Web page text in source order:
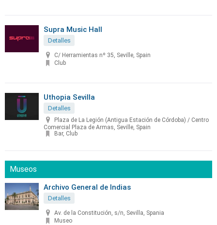
Supra Music Hall
Detalles
C/ Herramientas nº 35, Seville, Spain
Club
Uthopia Sevilla
Detalles
Plaza de La Legión (Antigua Estación de Córdoba) / Centro
Comercial Plaza de Armas, Seville, Spain
Bar, Club
Museos
Archivo General de Indias
Detalles
Av. de la Constitución, s/n, Sevilla, Spania
Museo